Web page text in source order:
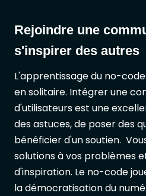
Rejoindre une
s'inspirer des autres
L'apprentissage du no-
en solitaire. Intégrer une
d'utilisateurs est une
des astuces, de poser des
bénéficier d'un soutien.
solutions à vos problèmes
d'inspiration. Le no-code
la démocratisation du